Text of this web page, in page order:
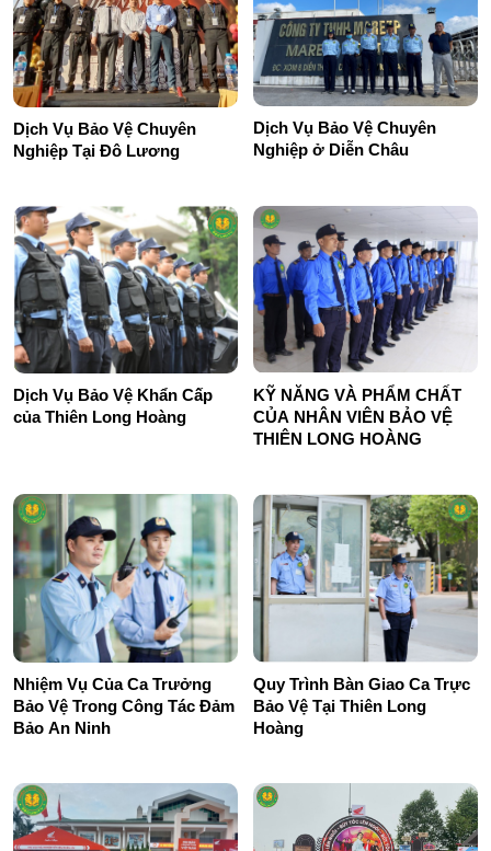
Dịch Vụ Bảo Vệ Chuyên
Nghiệp Tại Đô Lương
Dịch Vụ Bảo Vệ Chuyên
Nghiệp ở Diễn Châu
Dịch Vụ Bảo Vệ Khẩn Cấp
của Thiên Long Hoàng
KỸ NĂNG VÀ PHẨM CHẤT
CỦA NHÂN VIÊN BẢO VỆ
THIÊN LONG HOÀNG
Nhiệm Vụ Của Ca Trưởng
Bảo Vệ Trong Công Tác Đảm
Bảo An Ninh
Quy Trình Bàn Giao Ca Trực
Bảo Vệ Tại Thiên Long
Hoàng